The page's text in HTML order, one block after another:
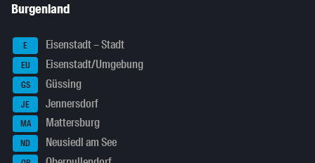
Burgenland
E Eisenstadt – Stadt
EU Eisenstadt/Umgebung
GS Güssing
JE Jennersdorf
MA Mattersburg
ND Neusiedl am See